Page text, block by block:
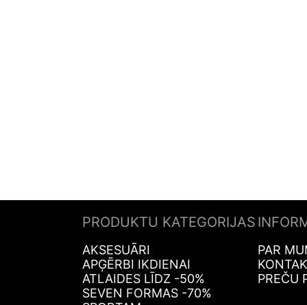
PRODUKTU KATEGORIJAS
AKSESUĀRI
APĢĒRBI IKDIENAI
ATLAIDES LĪDZ -50%
SEVEN FORMAS -70%
PAR
PREČU